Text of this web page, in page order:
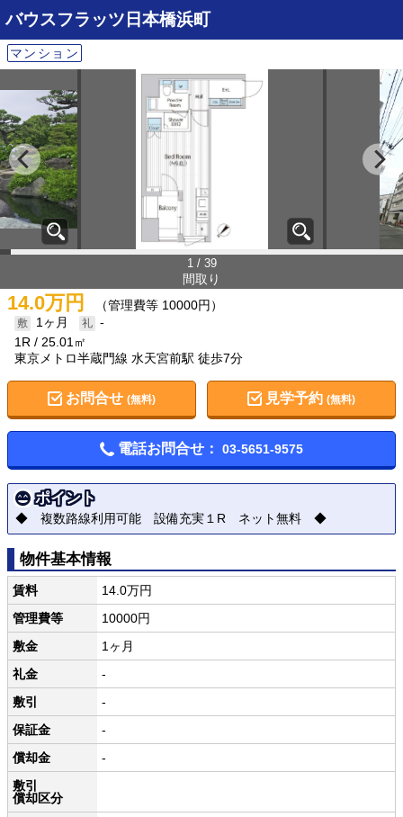
バウスフラッツ日本橋浜町
マンション
1 / 39
間取り
14.0万円 （管理費等 10000円）
1ヶ月
-
1R
25.01㎡
東京メトロ半蔵門線 水天宮前駅 徒歩7分
お問合せ (無料) 見学予約(無料)
電話お問合せ： 03-5651-9575
ポイント
◆ 複数路線利用可能 設備充実１R ネット無料 ◆
物件基本情報
賃料
14.0万円
管理費等
10000円
敷金
1ヶ月
礼金
-
敷引
-
保証金
-
償却金
-
敷引
償却区分